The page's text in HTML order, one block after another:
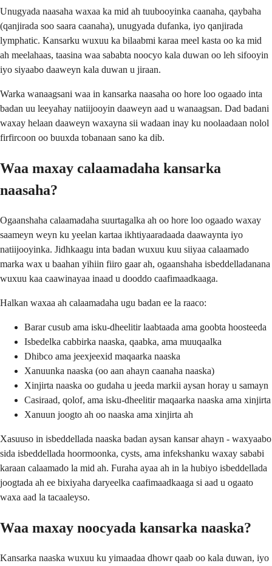
Unugyada naasaha waxaa ka mid ah tuubooyinka caanaha, qaybaha
(qanjirada soo saara caanaha), unugyada dufanka, iyo qanjirada
lymphatic. Kansarku wuxuu ka bilaabmi karaa meel kasta oo ka mid
ah meelahaas, taasina waa sababta noocyo kala duwan oo leh sifooyin
iyo siyaabo daaweyn kala duwan u jiraan.
Warka wanaagsani waa in kansarka naasaha oo hore loo ogaado inta
badan uu leeyahay natiijooyin daaweyn aad u wanaagsan. Dad badani
waxay helaan daaweyn waxayna sii wadaan inay ku noolaadaan nolol
firfircoon oo buuxda tobanaan sano ka dib.
Waa maxay calaamadaha kansarka
naasaha?
Ogaanshaha calaamadaha suurtagalka ah oo hore loo ogaado waxay
saameyn weyn ku yeelan kartaa ikhtiyaaradaada daawaynta iyo
natiijooyinka. Jidhkaagu inta badan wuxuu kuu siiyaa calaamado
marka wax u baahan yihiin fiiro gaar ah, ogaanshaha isbeddelladanana
wuxuu kaa caawinayaa inaad u dooddo caafimaadkaaga.
Halkan waxaa ah calaamadaha ugu badan ee la raaco:
Barar cusub ama isku-dheelitir laabtaada ama goobta hoosteeda
Isbedelka cabbirka naaska, qaabka, ama muuqaalka
Dhibco ama jeexjeexid maqaarka naaska
Xanuunka naaska (oo aan ahayn caanaha naaska)
Xinjirta naaska oo gudaha u jeeda markii aysan horay u samayn
Casiraad, qolof, ama isku-dheelitir maqaarka naaska ama xinjirta
Xanuun joogto ah oo naaska ama xinjirta ah
Xasuuso in isbeddellada naaska badan aysan kansar ahayn - waxyaabo
sida isbeddellada hoormoonka, cysts, ama infekshanku waxay sababi
karaan calaamado la mid ah. Furaha ayaa ah in la hubiyo isbeddellada
joogtada ah ee bixiyaha daryeelka caafimaadkaaga si aad u ogaato
waxa aad la tacaaleyso.
Waa maxay noocyada kansarka naaska?
Kansarka naaska wuxuu ku yimaadaa dhowr qaab oo kala duwan, iyo